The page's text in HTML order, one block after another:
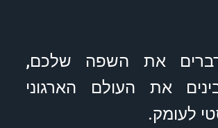
את השפה שלכם,
את העולם הארגוני
לעומק.